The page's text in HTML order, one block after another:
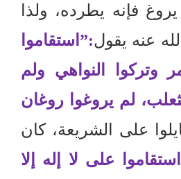
فإنه يطرده، ولذا
عنه يقول:” استقاموا
وتركوا النواهي ولم
لم يروغوا روغان
على الشريعة، كان
استقاموا على لا إله إلا